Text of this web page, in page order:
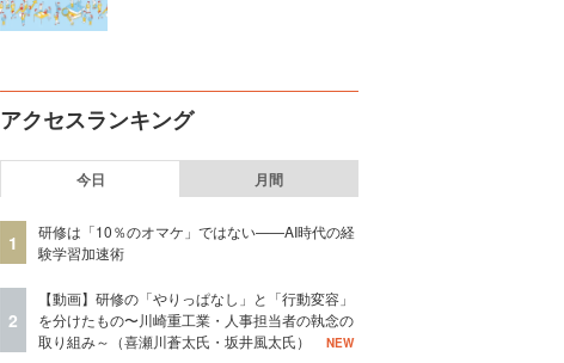
アクセスランキング
今日 月間
1
研修は「10％のオマケ」ではない——AI時代の経
験学習加速術
2
【動画】研修の「やりっぱなし」と「行動変容」
を分けたもの〜川崎重工業・人事担当者の執念の
取り組み～（喜瀬川蒼太氏・坂井風太氏）
NEW